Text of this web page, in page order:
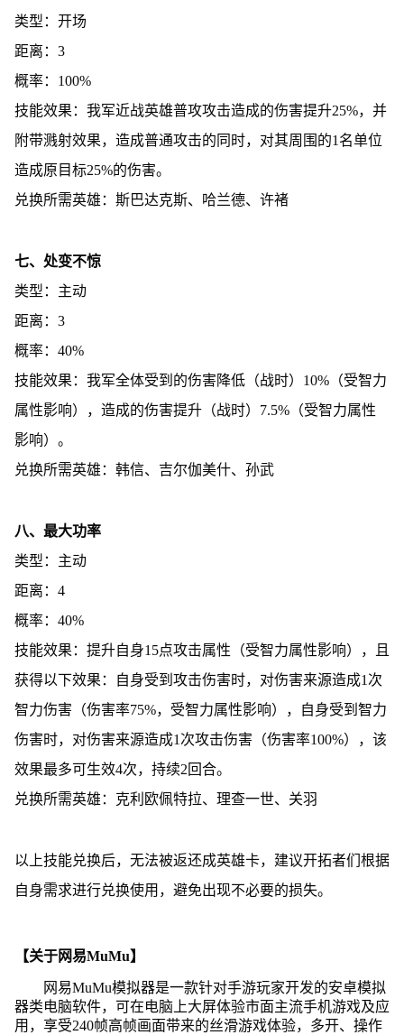
类型：开场
距离：3
概率：100%
技能效果：我军近战英雄普攻攻击造成的伤害提升25%，并
附带溅射效果，造成普通攻击的同时，对其周围的1名单位
造成原目标25%的伤害。
兑换所需英雄：斯巴达克斯、哈兰德、许褚
七、处变不惊
类型：主动
距离：3
概率：40%
技能效果：我军全体受到的伤害降低（战时）10%（受智力
属性影响），造成的伤害提升（战时）7.5%（受智力属性
影响）。
兑换所需英雄：韩信、吉尔伽美什、孙武
八、最大功率
类型：主动
距离：4
概率：40%
技能效果：提升自身15点攻击属性（受智力属性影响），且
获得以下效果：自身受到攻击伤害时，对伤害来源造成1次
智力伤害（伤害率75%，受智力属性影响），自身受到智力
伤害时，对伤害来源造成1次攻击伤害（伤害率100%），该
效果最多可生效4次，持续2回合。
兑换所需英雄：克利欧佩特拉、理查一世、关羽
以上技能兑换后，无法被返还成英雄卡，建议开拓者们根据
自身需求进行兑换使用，避免出现不必要的损失。
【关于网易MuMu】
网易MuMu模拟器是一款针对手游玩家开发的安卓模拟
器类电脑软件，可在电脑上大屏体验市面主流手机游戏及应
用，享受240帧高帧画面带来的丝滑游戏体验，多开、操作